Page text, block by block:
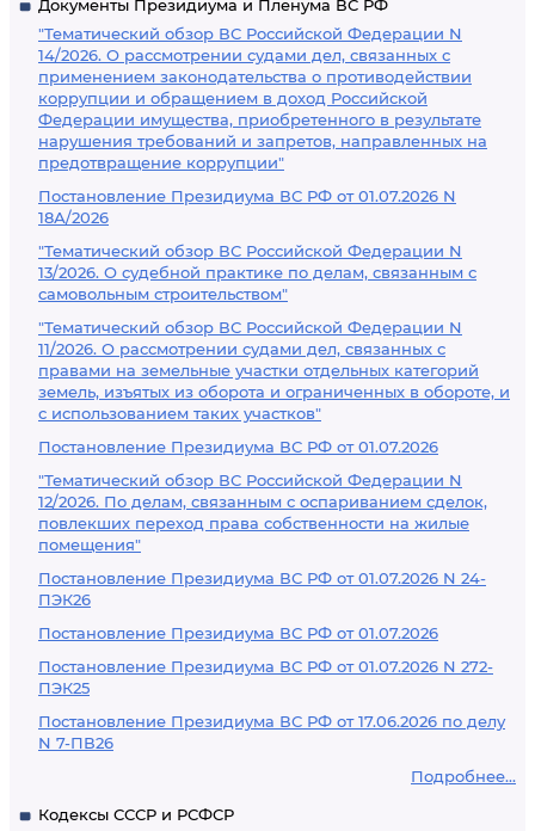
Документы Президиума и Пленума ВС РФ
"Тематический обзор ВС Российской Федерации N
14/2026. О рассмотрении судами дел, связанных с
применением законодательства о противодействии
коррупции и обращением в доход Российской
Федерации имущества, приобретенного в результате
нарушения требований и запретов, направленных на
предотвращение коррупции"
Постановление Президиума ВС РФ от 01.07.2026 N
18А/2026
"Тематический обзор ВС Российской Федерации N
13/2026. О судебной практике по делам, связанным с
самовольным строительством"
"Тематический обзор ВС Российской Федерации N
11/2026. О рассмотрении судами дел, связанных с
правами на земельные участки отдельных категорий
земель, изъятых из оборота и ограниченных в обороте, и
с использованием таких участков"
Постановление Президиума ВС РФ от 01.07.2026
"Тематический обзор ВС Российской Федерации N
12/2026. По делам, связанным с оспариванием сделок,
повлекших переход права собственности на жилые
помещения"
Постановление Президиума ВС РФ от 01.07.2026 N 24-
ПЭК26
Постановление Президиума ВС РФ от 01.07.2026
Постановление Президиума ВС РФ от 01.07.2026 N 272-
ПЭК25
Постановление Президиума ВС РФ от 17.06.2026 по делу
N 7-ПВ26
Подробнее...
Кодексы СССР и РСФСР